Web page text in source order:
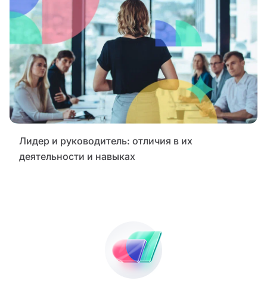
Лидер и руководитель: отличия в их
деятельности и навыках